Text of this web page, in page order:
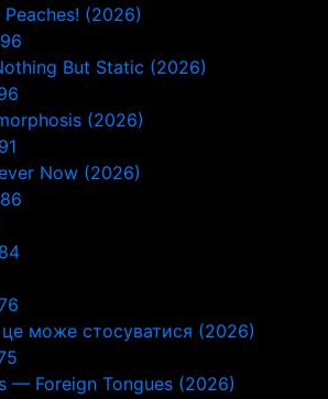
(2026)
But Static (2026)
(2026)
Now (2026)
може стосуватися (2026)
— Foreign Tongues (2026)